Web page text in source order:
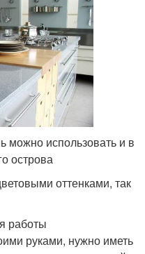
можно использовать и в
острова
оттенками, так
работы
руками, нужно иметь